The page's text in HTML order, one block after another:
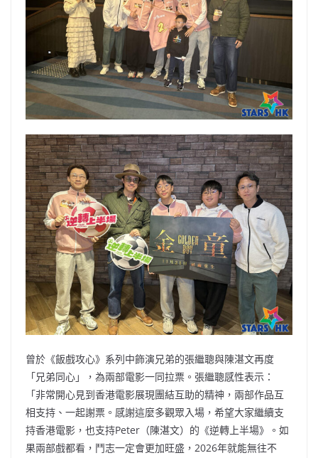
曾於《飯戲攻心》系列中飾演兄弟的張繼聰與陳湛文再度
「兄弟同心」，為兩部電影一同拉票。張繼聰感性表示：
「非常開心見到香港電影展現團結互助的精神，兩部作品互
相支持、一起謝票。感謝這麼多觀眾入場，希望大家繼續支
持香港電影，也支持Peter（陳湛文）的《逆轉上半場》。如
果兩部戲都看，鬥志一定會更加旺盛，2026年就能無往不